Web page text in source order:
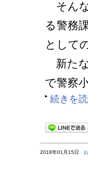
そん
る警務
として
新た
で警察
続きを
2018年01月15日